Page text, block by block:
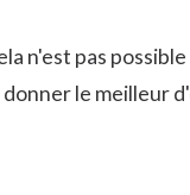
n'est pas
le meilleur